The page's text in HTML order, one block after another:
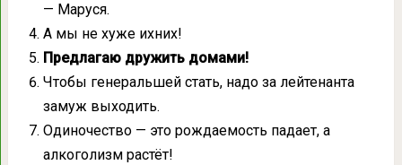
— Маруся.
А мы не хуже ихних!
Предлагаю дружить домами!
Чтобы генеральшей стать, надо за лейтенанта
замуж выходить.
Одиночество — это рождаемость падает, а
алкоголизм растёт!